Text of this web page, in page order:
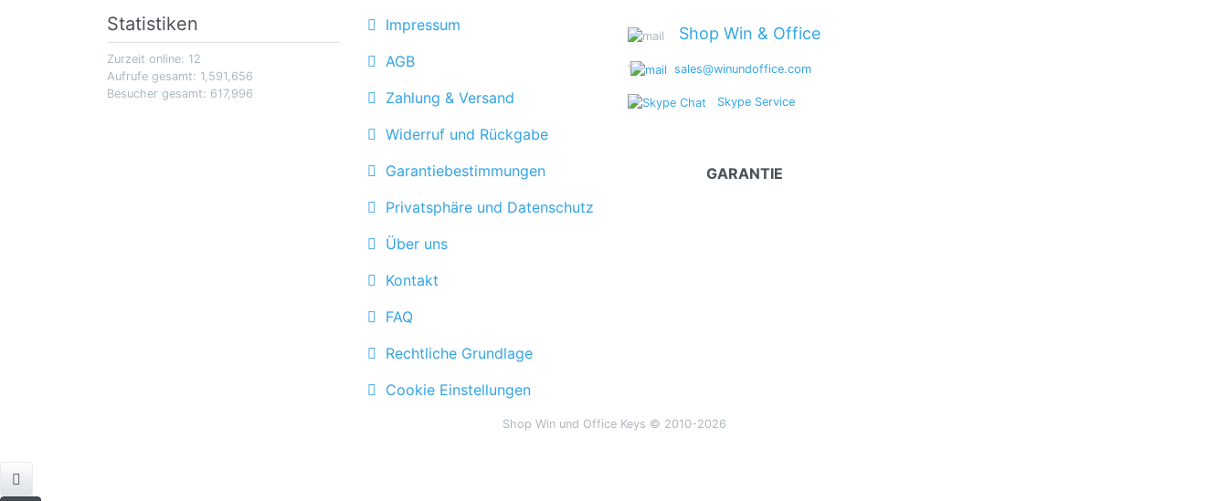
Statistiken
Zurzeit online: 12
Aufrufe gesamt: 1,591,656
Besucher gesamt: 617,996
Impressum
AGB
Zahlung & Versand
Widerruf und Rückgabe
Garantiebestimmungen
Privatsphäre und Datenschutz
Über uns
Kontakt
FAQ
Rechtliche Grundlage
Cookie Einstellungen
Shop Win & Office
' sales@winundoffice.com
Skype Service
GARANTIE
Shop Win und Office Keys © 2010-2026